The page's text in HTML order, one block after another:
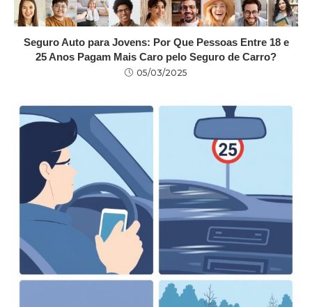
Seguro Auto para Jovens: Por Que Pessoas Entre 18 e
25 Anos Pagam Mais Caro pelo Seguro de Carro?
05/03/2025